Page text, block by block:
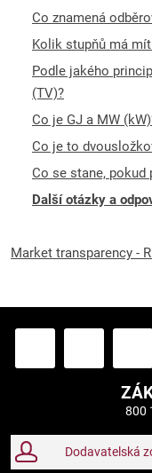
Co znamená
Kolik stupňů má
Podle jakého
(TV)?
Co je GJ a MW
Co je to
Co se stane, pokud
Další otázky a
Market transparency -
800
Dodavatelská